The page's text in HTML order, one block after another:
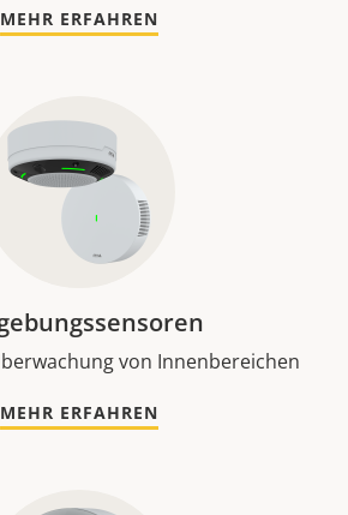
MEHR ERFAHREN
von Innenbereichen
MEHR ERFAHREN